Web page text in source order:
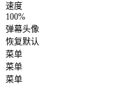
速度
100%
弹幕头像
恢复默认
菜单
菜单
菜单